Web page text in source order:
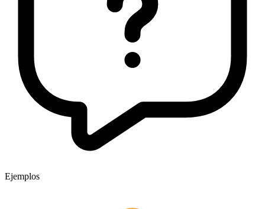
Ejemplos